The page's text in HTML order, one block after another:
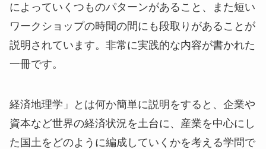
によっていくつものパターンがあること、また短い
ワークショップの時間の間にも段取りがあることが
説明されています。非常に実践的な内容が書かれた
一冊です。
経済地理学」とは何か簡単に説明をすると、企業や
資本など世界の経済状況を土台に、産業を中心にし
た国土をどのように編成していくかを考える学問で